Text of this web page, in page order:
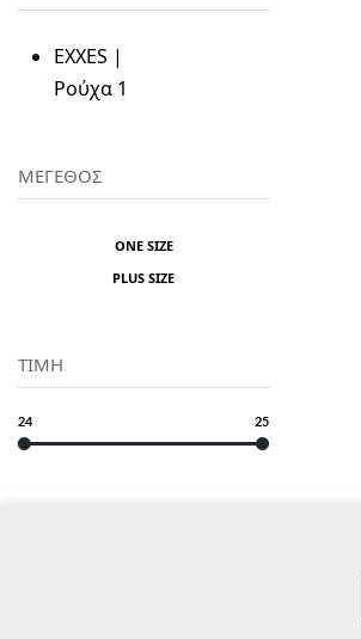
EXXES |
Ρούχα 1
ΜΕΓΕΘΟΣ
ONE SIZE
PLUS SIZE
ΤΙΜΗ
24 25